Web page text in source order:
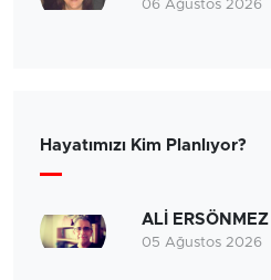
06 Ağustos 2026
Hayatımızı Kim Planlıyor?
ALİ ERSÖNMEZ
05 Ağustos 2026